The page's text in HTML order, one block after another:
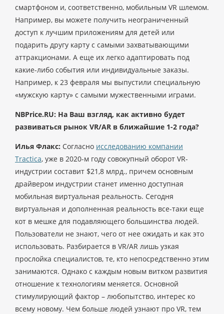
смартфоном и, соответственно, мобильным VR шлемом.
Например, вы можете получить неограниченный
доступ к лучшим приложениям для детей или
подарить другу карту с самыми захватывающими
аттракционами. А еще их легко адаптировать под
какие-либо события или индивидуальные заказы.
Например, к 23 февраля мы выпустили специальную
«мужскую карту» с самыми мужественными играми.
NBPrice.RU: На Ваш взгляд, как активно будет
развиваться рынок VR/AR в ближайшие 1-2 года?
Илья Флакс: Согласно исследованию компании
Tractica, уже в 2020-м году совокупный оборот VR-
индустрии составит $21,8 млрд., причем основным
драйвером индустрии станет именно доступная
мобильная виртуальная реальность. Сегодня
виртуальная и дополненная реальность все-таки еще
кот в мешке для подавляющего большинства людей.
Пользователи не знают, чего от нее ожидать и как это
использовать. Разбирается в VR/AR лишь узкая
прослойка специалистов, те, кто непосредственно этим
занимаются. Однако с каждым новым витком развития
отношение к технологиям меняется. Основной
стимулирующий фактор – любопытство, интерес ко
всему новому. Чем больше людей узнают про VR, тем